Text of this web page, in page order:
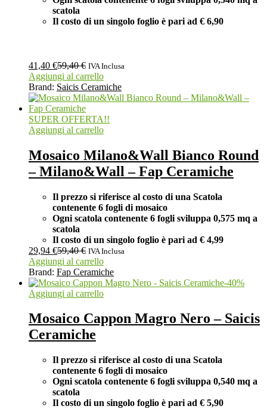
scatola
Il costo di un singolo foglio è pari ad € 6,90
41,40 €59,40€ IVA Inclusa
Aggiungi al carrello
Brand: Saicis Ceramiche
SUPER OFFERTA!!
Aggiungi al carrello
Mosaico Milano&Wall Bianco Round
– Milano&Wall – Fap Ceramiche
Il prezzo si riferisce al costo di una Scatola
contenente 6 fogli di mosaico
Ogni scatola contenente 6 fogli sviluppa 0,575 mq a
scatola
Il costo di un singolo foglio è pari ad € 4,99
29,94 €59,40€ IVA Inclusa
Aggiungi al carrello
Brand: Fap Ceramiche
-40%
Aggiungi al carrello
Mosaico Cappon Magro Nero – Saicis
Ceramiche
Il prezzo si riferisce al costo di una Scatola
contenente 6 fogli di mosaico
Ogni scatola contenente 6 fogli sviluppa 0,540 mq a
scatola
Il costo di un singolo foglio è pari ad € 5,90